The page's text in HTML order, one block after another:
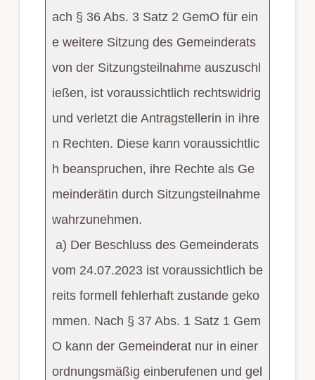
ach § 36 Abs. 3 Satz 2 GemO für ein
e weitere Sitzung des Gemeinderats
von der Sitzungsteilnahme auszuschl
ießen, ist voraussichtlich rechtswidrig
und verletzt die Antragstellerin in ihre
n Rechten. Diese kann voraussichtlic
h beanspruchen, ihre Rechte als Ge
meinderätin durch Sitzungsteilnahme
wahrzunehmen.
a) Der Beschluss des Gemeinderats
vom 24.07.2023 ist voraussichtlich be
reits formell fehlerhaft zustande geko
mmen. Nach § 37 Abs. 1 Satz 1 Gem
O kann der Gemeinderat nur in einer
ordnungsmäßig einberufenen und gel